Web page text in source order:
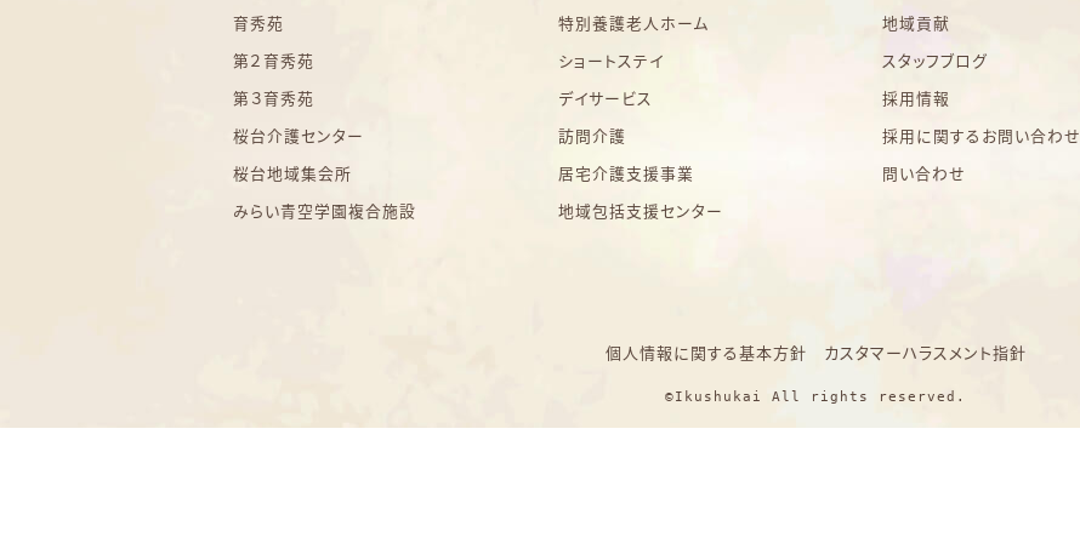
育秀苑
第２育秀苑
第３育秀苑
桜台介護センター
桜台地域集会所
みらい青空学園複合施設
特別養護老人ホーム
ショートステイ
デイサービス
訪問介護
居宅介護支援事業
地域包括支援センター
地域貢献
スタッフブログ
採用情報
採用に関するお問い合わせ
問い合わせ
個人情報に関する基本方針 カスタマーハラスメント指針
©Ikushukai All rights reserved.